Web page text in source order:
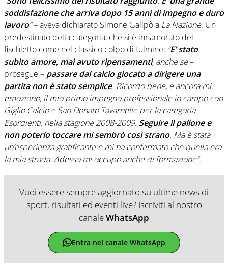
soddisfazione che arriva dopo 15 anni di impegno e duro
lavoro“– aveva dichiarato Simone Galipò a La Nazione. Un
predestinato della categoria, che si è innamorato del
fischietto come nel classico colpo di fulmine: “E’ stato
subito amore, mai avuto ripensamenti, anche se–
prosegue – passare dal calcio giocato a dirigere una
partita non è stato semplice. Ricordo bene, e ancora mi
emoziono, il mio primo impegno professionale in campo con
Giglio Calcio e San Donato Tavarnelle per la categoria
Esordienti, nella stagione 2008-2009. Seguire il pallone e
non poterlo toccare mi sembrò così strano. Ma è stata
un’esperienza gratificante e mi ha confermato che quella era
la mia strada. Adesso mi occupo anche di formazione”.
Vuoi essere sempre aggiornato su ultime news di
sport, risultati ed eventi live? Iscriviti al nostro
canaleWhatsApp
Entra nel canale WhatsApp